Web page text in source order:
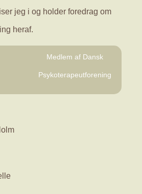
jeg i og holder foredrag om
heraf.
Medlem af Dansk
Psykoterapeutforening